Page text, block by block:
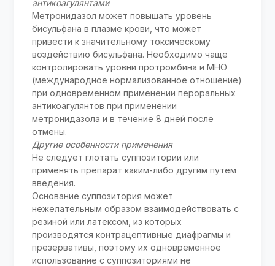
антикоагулянтами
Метронидазол может повышать уровень
бисульфана в плазме крови, что может
привести к значительному токсическому
воздействию бисульфана. Необходимо чаще
контролировать уровни протромбина и МНО
(международное нормализованное отношение)
при одновременном применении пероральных
антикоагулянтов при применении
метронидазола и в течение 8 дней после
отмены.
Другие особенности применения
Не следует глотать суппозитории или
применять препарат каким-либо другим путем
введения.
Основание суппозитория может
нежелательным образом взаимодействовать с
резиной или латексом, из которых
производятся контрацептивные диафрагмы и
презервативы, поэтому их одновременное
использование с суппозиториями не